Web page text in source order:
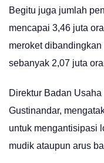
Begitu juga jumlah
mencapai 3,46 juta
meroket
sebanyak 2,07 juta
Direktur Badan
Gustinandar,
untuk mengantisipasi
mudik ataupun arus